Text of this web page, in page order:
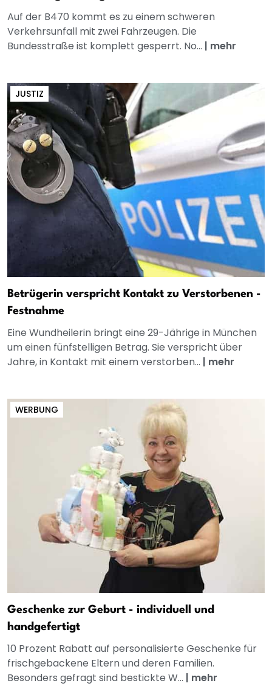
Auf der B470 kommt es zu einem schweren
Verkehrsunfall mit zwei Fahrzeugen. Die
Bundesstraße ist komplett gesperrt. No... | mehr
JUSTIZ
Betrügerin verspricht Kontakt zu Verstorbenen -
Festnahme
Eine Wundheilerin bringt eine 29-Jährige in München
um einen fünfstelligen Betrag. Sie verspricht über
Jahre, in Kontakt mit einem verstorben... | mehr
WERBUNG
Geschenke zur Geburt - individuell und
handgefertigt
10 Prozent Rabatt auf personalisierte Geschenke für
frischgebackene Eltern und deren Familien.
Besonders gefragt sind bestickte W... | mehr